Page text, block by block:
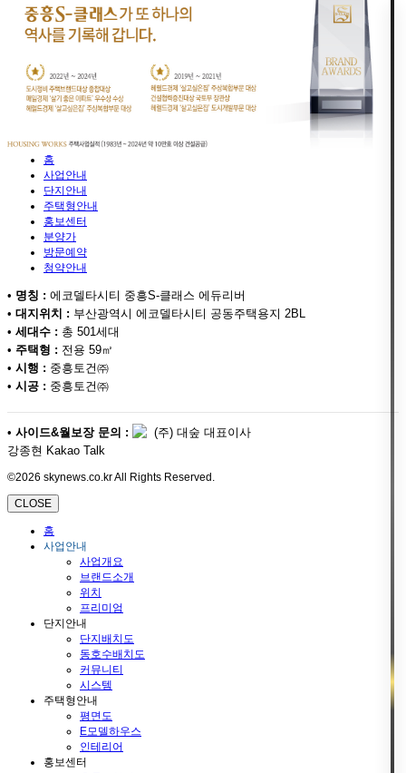
홈
사업안내
단지안내
주택형안내
홍보센터
분양가
방문예약
청약안내
• 명칭 : 에코델타시티 중흥S-클래스 에듀리버
• 대지위치 : 부산광역시 에코델타시티 공동주택용지 2BL
• 세대수 : 총 501세대
• 주택형 : 전용 59㎡
• 시행 : 중흥토건㈜
• 시공 : 중흥토건㈜
• 사이드&월보장 문의 :
(주) 대숲 대표이사
강종현 Kakao Talk
©2026 skynews.co.kr All Rights Reserved.
CLOSE
홈
사업안내
사업개요
브랜드소개
위치
프리미엄
단지안내
단지배치도
동호수배치도
커뮤니티
시스템
주택형안내
평면도
E모델하우스
인테리어
홍보센터